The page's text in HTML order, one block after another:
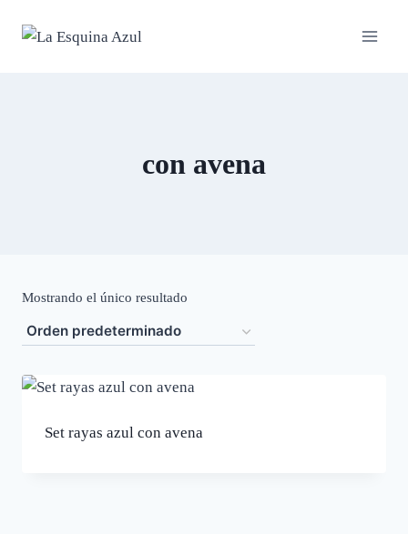
con avena
Mostrando el único resultado
Set rayas azul con avena